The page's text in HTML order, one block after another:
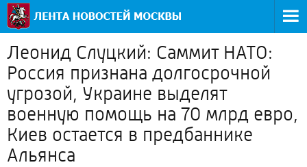
Леонид Слуцкий: Саммит НАТО:
Россия признана долгосрочной
угрозой, Украине выделят
военную помощь на 70 млрд евро,
Киев остается в предбаннике
Альянса